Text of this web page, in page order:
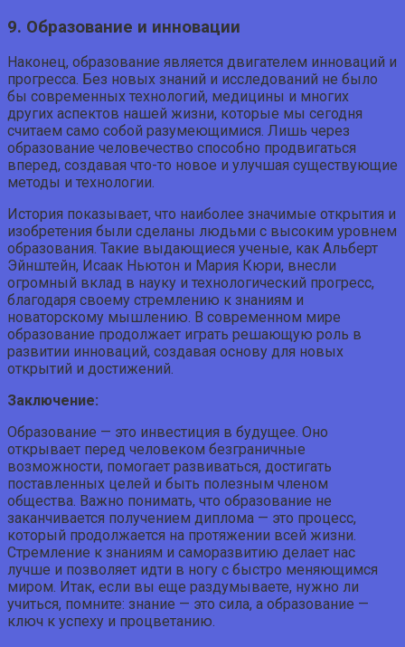
9. Образование и инновации
Наконец, образование является двигателем инноваций и
прогресса. Без новых знаний и исследований не было
бы современных технологий, медицины и многих
других аспектов нашей жизни, которые мы сегодня
считаем само собой разумеющимися. Лишь через
образование человечество способно продвигаться
вперед, создавая что-то новое и улучшая существующие
методы и технологии.
История показывает, что наиболее значимые открытия и
изобретения были сделаны людьми с высоким уровнем
образования. Такие выдающиеся ученые, как Альберт
Эйнштейн, Исаак Ньютон и Мария Кюри, внесли
огромный вклад в науку и технологический прогресс,
благодаря своему стремлению к знаниям и
новаторскому мышлению. В современном мире
образование продолжает играть решающую роль в
развитии инноваций, создавая основу для новых
открытий и достижений.
Заключение:
Образование — это инвестиция в будущее. Оно
открывает перед человеком безграничные
возможности, помогает развиваться, достигать
поставленных целей и быть полезным членом
общества. Важно понимать, что образование не
заканчивается получением диплома — это процесс,
который продолжается на протяжении всей жизни.
Стремление к знаниям и саморазвитию делает нас
лучше и позволяет идти в ногу с быстро меняющимся
миром. Итак, если вы еще раздумываете, нужно ли
учиться, помните: знание — это сила, а образование —
ключ к успеху и процветанию.